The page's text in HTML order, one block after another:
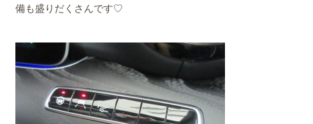
備も盛りだくさんです♡